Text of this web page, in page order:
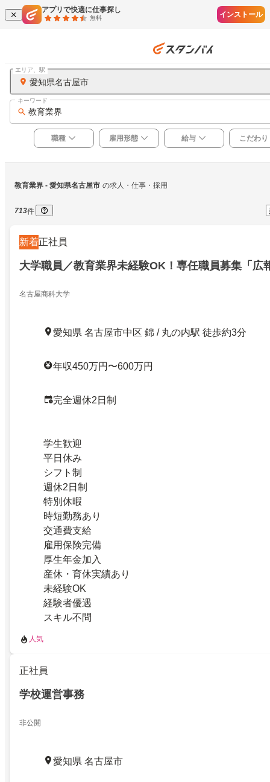
アプリで快適に仕事探し
無料 インストール
愛知県名古屋市
エリア、駅
教育業界
キーワード
職種 雇用形態 給与 こだわり
教育業界 - 愛知県名古屋市 の求人・仕事・採用
713件
新着正社員
大学職員／教育業界未経験OK！専任職員募集「広
名古屋商科大学
愛知県 名古屋市中区 錦 / 丸の内駅 徒歩約3分
年収450万円〜600万円
完全週休2日制
学生歓迎
平日休み
シフト制
週休2日制
特別休暇
時短勤務あり
交通費支給
雇用保険完備
厚生年金加入
産休・育休実績あり
未経験OK
経験者優遇
スキル不問
人気
正社員
学校運営事務
非公開
愛知県 名古屋市